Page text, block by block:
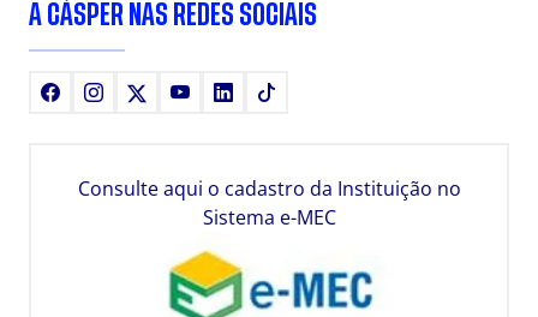
A CÁSPER NAS REDES SOCIAIS
FacebookInstagram YoutubeLinkedIn
Consulte aqui o cadastro da Instituição no
Sistema e-MEC